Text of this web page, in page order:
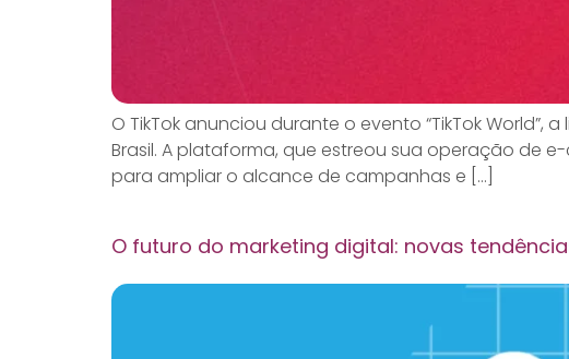
O TikTok anunciou durante o evento “TikTok
Brasil. A plataforma, que estreou sua operação de
para ampliar o alcance de campanhas e […]
O futuro do marketing digital: novas